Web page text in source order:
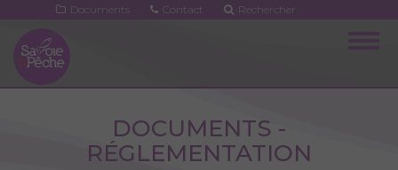
contenu
principal
Documents Contact Rechercher
DOCUMENTS -
RÉGLEMENTATION